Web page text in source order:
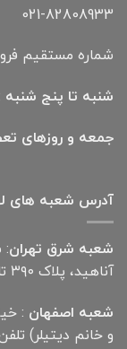
021-82808933
شماره مستقیم فروشگاه :
شنبه تا پنج شنبه
جمعه و روزهای
آدرس شعبه های
شعبه شرق تهران:
آناهید، پلاک ۳۹۰ تلفن ۰۹۳۵۷۶۵۲۶۲۳
شعبه اصفهان
و خانم دیتیلر) تلفن :